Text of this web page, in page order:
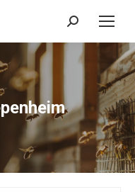
Zoeken: